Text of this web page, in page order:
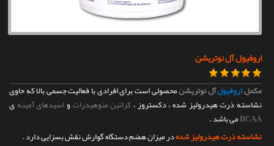
اروفیول آل نوتریشن
مکملاروفیولآل نوتریشنمحصولی است برای افرادی با فعالیت جسمی بالا که حاوی
نشاسته ذرت هیدرولیز شده ، دکستروز ، کراتین منوهیدراتواسیدهای آمینهی
BCAAمی باشد .
نشاسته ذرت هیدرولیز شدهدر میزان هضم دستگاه گوارش نقش بسزایی دارد .